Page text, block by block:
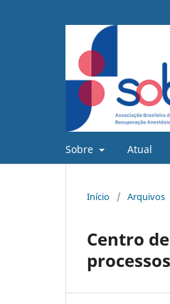
Sobre Atual
Início / Arquivos
Centro